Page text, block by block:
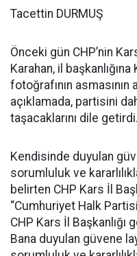
Tacettin DURMUŞ
Önceki gün CHP’nin
Karahan, il başkanlığına
fotoğrafının asmasının
açıklamada, partisini
taşacaklarını dile getirdi.
Kendisinde duyulan
sorumluluk ve
belirten CHP Kars İl
“Cumhuriyet Halk
CHP Kars İl Başkanlığı
Bana duyulan güvene